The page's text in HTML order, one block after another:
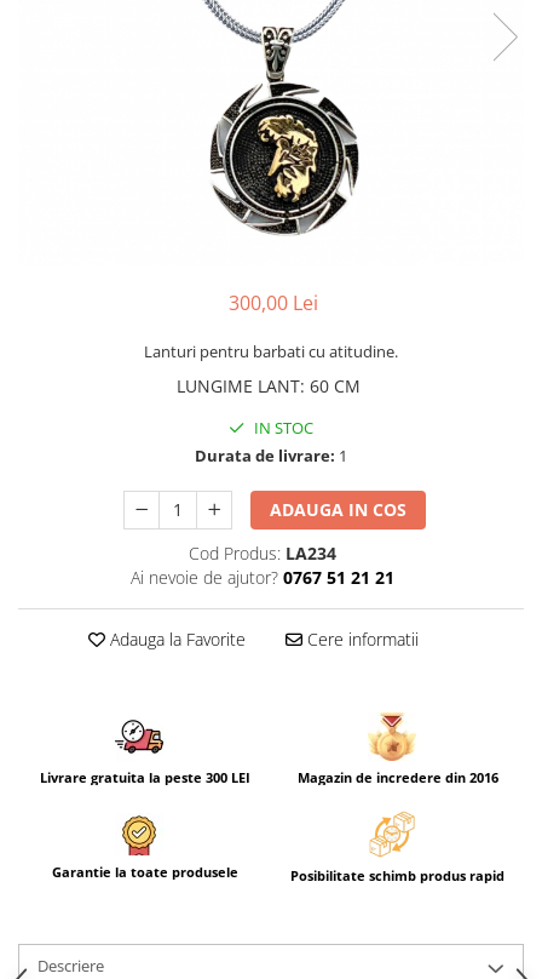
300,00 Lei
Lanturi pentru barbati cu atitudine.
LUNGIME LANT: 60 CM
IN STOC
Durata de livrare: 1
ADAUGA IN COS
Cod Produs: LA234
Ai nevoie de ajutor? 0767 51 21 21
Adauga la Favorite Cere informatii
Livrare gratuita la peste 300 LEI Magazin de incredere din 2016
Garantie la toate produsele Posibilitate schimb produs rapid
Descriere